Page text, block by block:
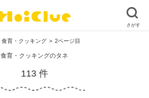
食育・クッキング 2ページ目
食育・クッキングのタネ
113 件